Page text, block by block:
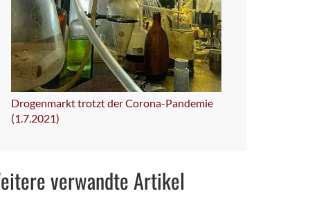
Drogenmarkt trotzt der Corona-Pandemie
(1.7.2021)
verwandte Artikel